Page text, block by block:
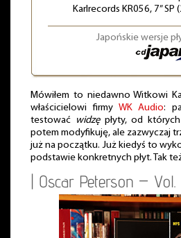
Karlrecords KR056, 7” SP
Japońskie wersje
Mówiłem to niedawno Witkowi
właścicielowi firmy WK Audio:
testować widzępłyty, od których
potem modyfikuję, ale zazwyczaj
już na początku. Już kiedyś to
podstawie konkretnych płyt. Tak
| Oscar Peterson – Vol.